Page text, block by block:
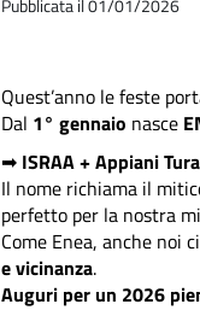
Pubblicata il 01/01/2026
Quest’anno le feste
Dal 1° gennaio nasce
➡ ISRAA + Appiani
Il nome richiama il
perfetto per la nostra
Come Enea, anche noi
e vicinanza.
Auguri per un 2026